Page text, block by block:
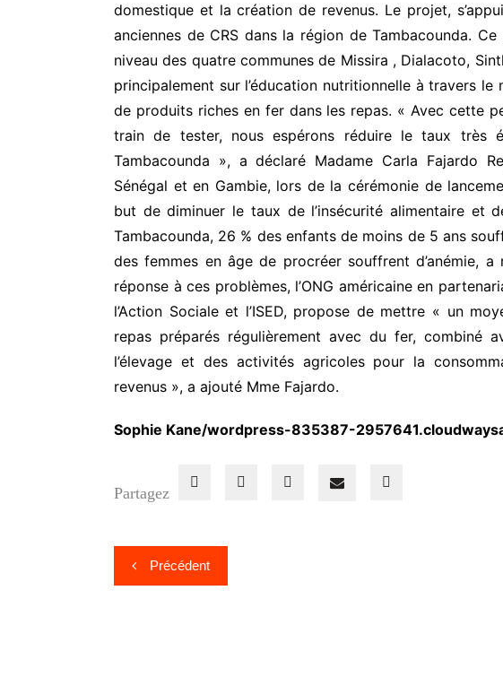
domestique et la création de revenus. Le projet,
anciennes de CRS dans la région de Tambacounda.
niveau des quatre communes de Missira , Dialacoto,
principalement sur l’éducation nutritionnelle à travers le
de produits riches en fer dans les repas. « Avec cette
train de tester, nous espérons réduire le taux très
Tambacounda », a déclaré Madame Carla Fajardo
Sénégal et en Gambie, lors de la cérémonie de
but de diminuer le taux de l’insécurité alimentaire et
Tambacounda, 26 % des enfants de moins de 5 ans
des femmes en âge de procréer souffrent d’anémie,
réponse à ces problèmes, l’ONG américaine en
l’Action Sociale et l’ISED, propose de mettre « un
repas préparés régulièrement avec du fer, combiné
l’élevage et des activités agricoles pour la
revenus », a ajouté Mme Fajardo.
Sophie Kane/wordpress-835387-
Partagez
Navigation
de
Précédent